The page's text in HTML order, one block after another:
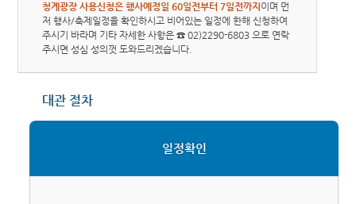
청계광장 사용신청은 행사예정일 60일전부터 7일전까지 이며 먼
저 행사/축제일정을 확인하시고 비어있는 일정에 한해 신청하여
주시기 바라며 기타 자세한 사항은 ☎ 02)2290-6803 으로 연락
주시면 성심 성의껏 도와드리겠습니다.
대관 절차
일정확인